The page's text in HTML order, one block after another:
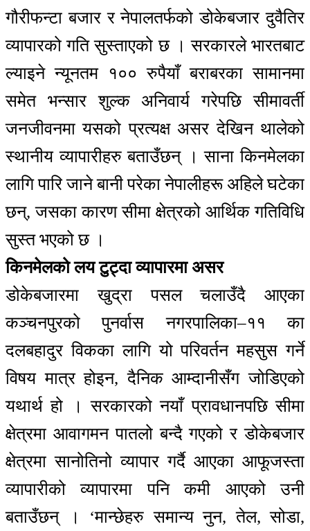
गौरीफन्टा बजार र नेपालतर्फको डोकेबजार दुवैतिर
व्यापारको गति सुस्ताएको छ । सरकारले भारतबाट
ल्याइने न्यूनतम १०० रुपैयाँ बराबरका सामानमा
समेत भन्सार शुल्क अनिवार्य गरेपछि सीमावर्ती
जनजीवनमा यसको प्रत्यक्ष असर देखिन थालेको
स्थानीय व्यापारीहरु बताउँछन् । साना किनमेलका
लागि पारि जाने बानी परेका नेपालीहरू अहिले घटेका
छन्, जसका कारण सीमा क्षेत्रको आर्थिक गतिविधि
सुस्त भएको छ ।
किनमेलको लय टुट्दा व्यापारमा असर
डोकेबजारमा खुद्रा पसल चलाउँदै आएका
कञ्चनपुरको पुनर्वास नगरपालिका–११ का
दलबहादुर विकका लागि यो परिवर्तन महसुस गर्ने
विषय मात्र होइन, दैनिक आम्दानीसँग जोडिएको
यथार्थ हो । सरकारको नयाँ प्रावधानपछि सीमा
क्षेत्रमा आवागमन पातलो बन्दै गएको र डोकेबजार
क्षेत्रमा सानोतिनो व्यापार गर्दै आएका आफूजस्ता
व्यापारीको व्यापारमा पनि कमी आएको उनी
बताउँछन् । ‘मान्छेहरु समान्य नुन, तेल, सोडा,